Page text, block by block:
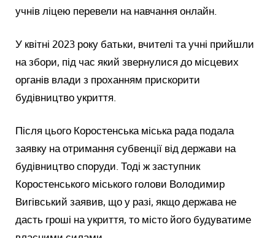
учнів ліцею перевели на навчання онлайн.
У квітні 2023 року батьки, вчителі та учні прийшли
на збори, під час який звернулися до місцевих
органів влади з проханням прискорити
будівництво укриття.
Після цього Коростенська міська рада подала
заявку на отримання субвенції від держави на
будівництво споруди. Тоді ж заступник
Коростенського міського голови Володимир
Вигівський заявив, що у разі, якщо держава не
дасть гроші на укриття, то місто його будуватиме